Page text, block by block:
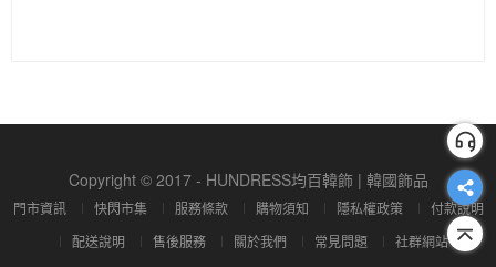
Copyright © 2017 - HUNDRESS均百韓飾 | 韓國飾品
門市資訊 快閃市集 服務條款 購物須知 隱私權政策
付款說明
配送說明
售後服務 關於我們 常見問題 社群網站